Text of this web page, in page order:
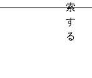
索
す
る